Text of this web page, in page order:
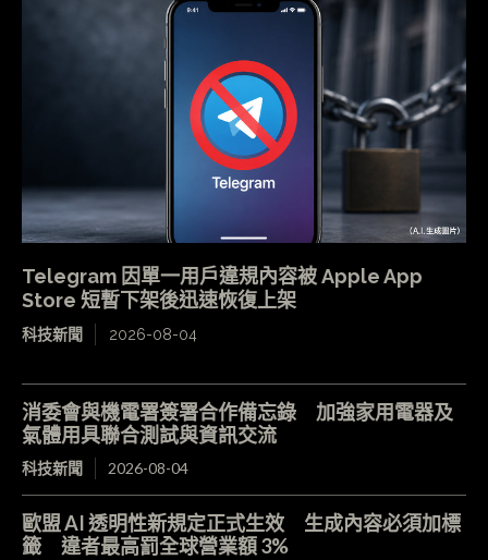
Telegram 因單一用戶違規內容被 Apple App
Store 短暫下架後迅速恢復上架
科技新聞 2026-08-04
消委會與機電署簽署合作備忘錄 加強家用電器及
氣體用具聯合測試與資訊交流
科技新聞 2026-08-04
歐盟 AI 透明性新規定正式生效 生成內容必須加標
籤 違者最高罰全球營業額 3%